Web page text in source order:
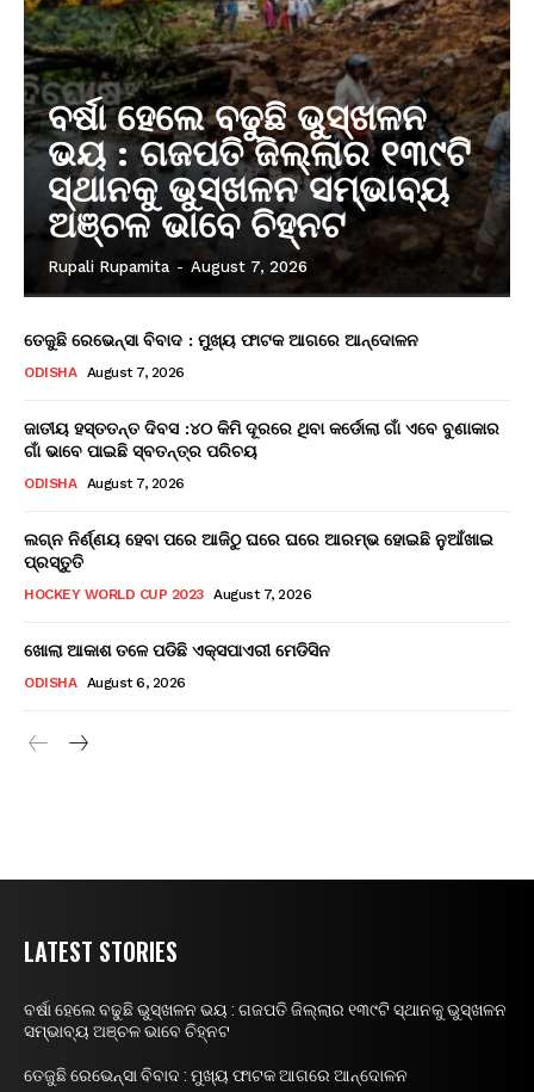
ବର୍ଷା ହେଲେ ବଢୁଛି ଭୁସ୍ଖଳନ
ଭୟ : ଗଜପତି ଜିଲ୍ଲାର ୧୩୯ଟି
ସ୍ଥାନକୁ ଭୁସ୍ଖଳନ ସମ୍ଭାବ୍ୟ
ଅଞ୍ଚଳ ଭାବେ ଚିହ୍ନଟ
Rupali Rupamita - August 7, 2026
ତେଜୁଛି ରେଭେନ୍ସା ବିବାଦ : ମୁଖ୍ୟ ଫାଟକ ଆଗରେ ଆନ୍ଦୋଳନ
ODISHA August 7, 2026
ଜାତୀୟ ହସ୍ତତନ୍ତ ଦିବସ :୪୦ କିମି ଦୂରରେ ଥିବା କର୍ଡୋଲା ଗାଁ ଏବେ ବୁଣାକାର
ଗାଁ ଭାବେ ପାଇଛି ସ୍ବତନ୍ତ୍ର ପରିଚୟ
ODISHA August 7, 2026
ଲଗ୍ନ ନିର୍ଣ୍ଣୟ ହେବା ପରେ ଆଜିଠୁ ଘରେ ଘରେ ଆରମ୍ଭ ହୋଇଛି ନୁଆଁଖାଇ
ପ୍ରସ୍ତୁତି
HOCKEY WORLD CUP 2023 August 7, 2026
ଖୋଲା ଆକାଶ ତଳେ ପଡିଛି ଏକ୍ସପାଏରୀ ମେଡିସିନ
ODISHA August 6, 2026
LATEST STORIES
ବର୍ଷା ହେଲେ ବଢୁଛି ଭୁସ୍ଖଳନ ଭୟ : ଗଜପତି ଜିଲ୍ଲାର ୧୩୯ଟି ସ୍ଥାନକୁ ଭୁସ୍ଖଳନ
ସମ୍ଭାବ୍ୟ ଅଞ୍ଚଳ ଭାବେ ଚିହ୍ନଟ
ତେଜୁଛି ରେଭେନ୍ସା ବିବାଦ : ମୁଖ୍ୟ ଫାଟକ ଆଗରେ ଆନ୍ଦୋଳନ